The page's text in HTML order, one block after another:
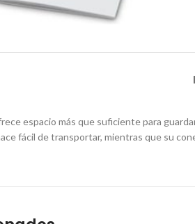
espacio más que suficiente para
fácil de transportar, mientras que su